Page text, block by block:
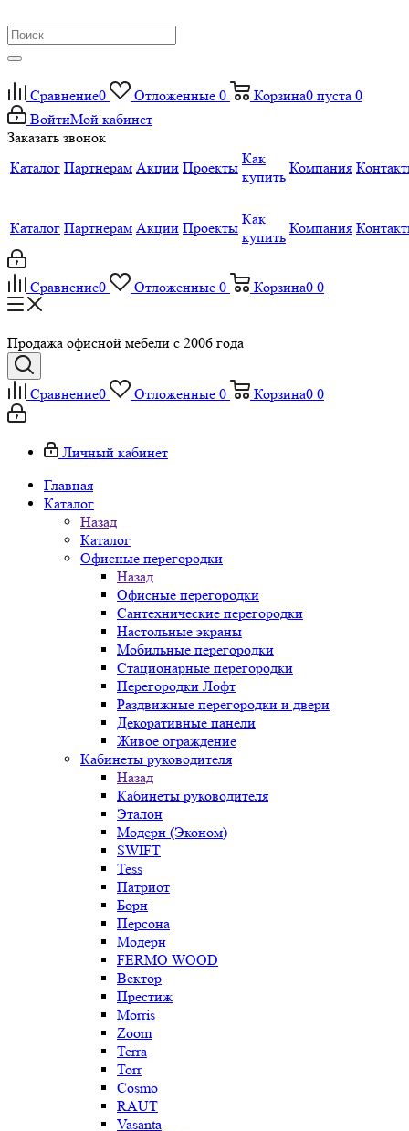
Сравнение0 Отложенные 0 Корзина0 пуста 0
ВойтиМой кабинет
Заказать звонок
Каталог Партнерам Акции Проекты
Как
купить
Компания
Каталог Партнерам Акции Проекты
Как
купить
Компания
Сравнение0 Отложенные 0 Корзина0 0
Продажа офисной мебели с 2006 года
Сравнение0 Отложенные 0 Корзина0 0
Личный кабинет
Главная
Каталог
Назад
Каталог
Офисные перегородки
Назад
Офисные перегородки
Сантехнические перегородки
Настольные экраны
Мобильные перегородки
Стационарные перегородки
Перегородки Лофт
Раздвижные перегородки и двери
Декоративные панели
Живое ограждение
Кабинеты руководителя
Назад
Кабинеты руководителя
Эталон
Модерн (Эконом)
SWIFT
Tess
Патриот
Борн
Персона
Модерн
FERMO WOOD
Вектор
Престиж
Morris
Zoom
Terra
Torr
Cosmo
RAUT
Vasanta